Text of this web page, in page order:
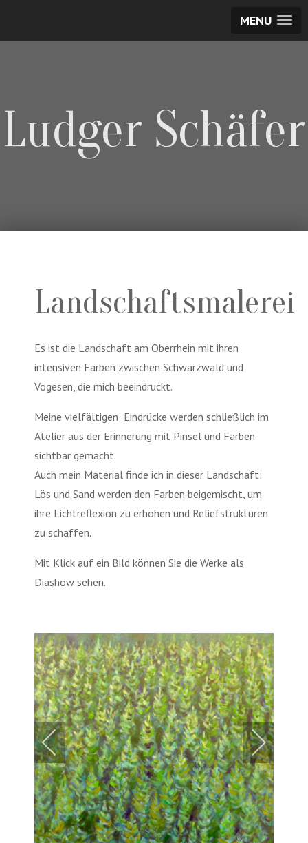
MENU
Ludger Schäfer
Landschaftsmalerei
Es ist die Landschaft am Oberrhein mit ihren
intensiven Farben zwischen Schwarzwald und
Vogesen, die mich beeindruckt.
Meine vielfältigen Eindrücke werden schließlich im
Atelier aus der Erinnerung mit Pinsel und Farben
sichtbar gemacht.
Auch mein Material finde ich in dieser Landschaft:
Lös und Sand werden den Farben beigemischt, um
ihre Lichtreflexion zu erhöhen und Reliefstrukturen
zu schaffen.
Mit Klick auf ein Bild können Sie die Werke als
Diashow sehen.